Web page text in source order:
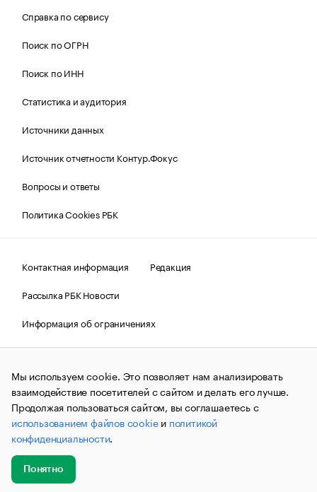
Справка по сервису
Поиск по ОГРН
Поиск по ИНН
Статистика и аудитория
Источники данных
Источник отчетности Контур.Фокус
Вопросы и ответы
Политика Cookies РБК
Контактная информация
Редакция
Рассылка РБК Новости
Информация об ограничениях
Правовая информация
О соблюдении авторских прав
© АО «РОСБИЗНЕСКОНСАЛТИНГ»,1995–2026.Сообщения
и материалы информационного агентства «РБК»
(зарегистрировано Федеральной службой по надзору в сфере
связи, информационных технологий и массовых
коммуникаций (Роскомнадзор) 09.12.2015 за номером ИА
№ФС77-63848) сопровождаются пометкой «РБК». Отдельные
публикации могут содержать информацию,
не предназначенную для пользователей
до 18 лет.
Мы используем cookie. Это позволяет нам анализировать
взаимодействие посетителей с сайтом и делать его лучше.
Продолжая пользоваться сайтом, вы соглашаетесь с
использованием файлов cookieи политикой
конфиденциальности.
Понятно